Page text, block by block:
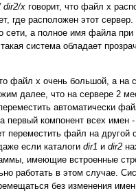
dir2/x говорит, что файл x
где расположен этот
сети, а полное имя файла при
система обладает
файл x очень большой, а на
далее, что на сервере 2
автоматически
первый компонент всех имен
переместить файл на другой
если каталоги dir1 и dir2
имеющие встроенные
работать в этом случае.
без изменения